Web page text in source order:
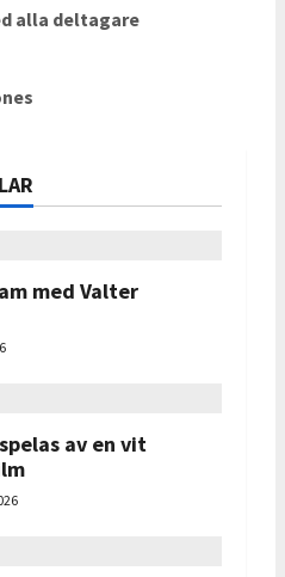
alla deltagare
med Valter
av en vit